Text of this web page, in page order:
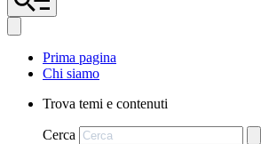
Prima pagina
Chi siamo
Trova temi e contenuti
Cerca